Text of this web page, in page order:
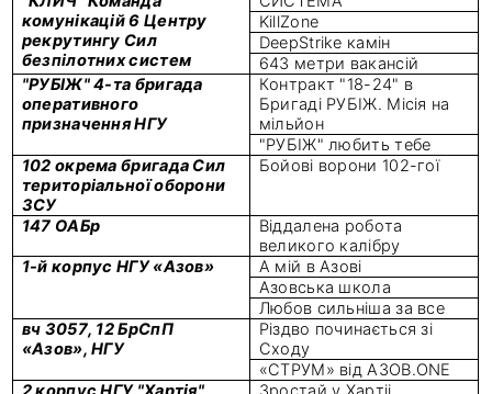
комунікацій 6 Центру
рекрутингу Сил
безпілотних систем
KillZone
DeepStrike камін
643 метри вакансій
"РУБІЖ" 4-та бригада
оперативного
призначення НГУ
Контракт "18-24" в
Бригаді РУБІЖ. Місія на
мільйон
"РУБІЖ" любить тебе
102 окрема бригада Сил
територіальної оборони
ЗСУ
Бойові ворони 102-гої
147 ОАБр
Віддалена робота
великого калібру
1-й корпус НГУ «Азов»
А мій в Азові
Азовська школа
Любов сильніша за все
вч 3057, 12 БрСпП
«Азов», НГУ
Різдво починається зі
Сходу
«СТРУМ» від АЗОВ.ONE